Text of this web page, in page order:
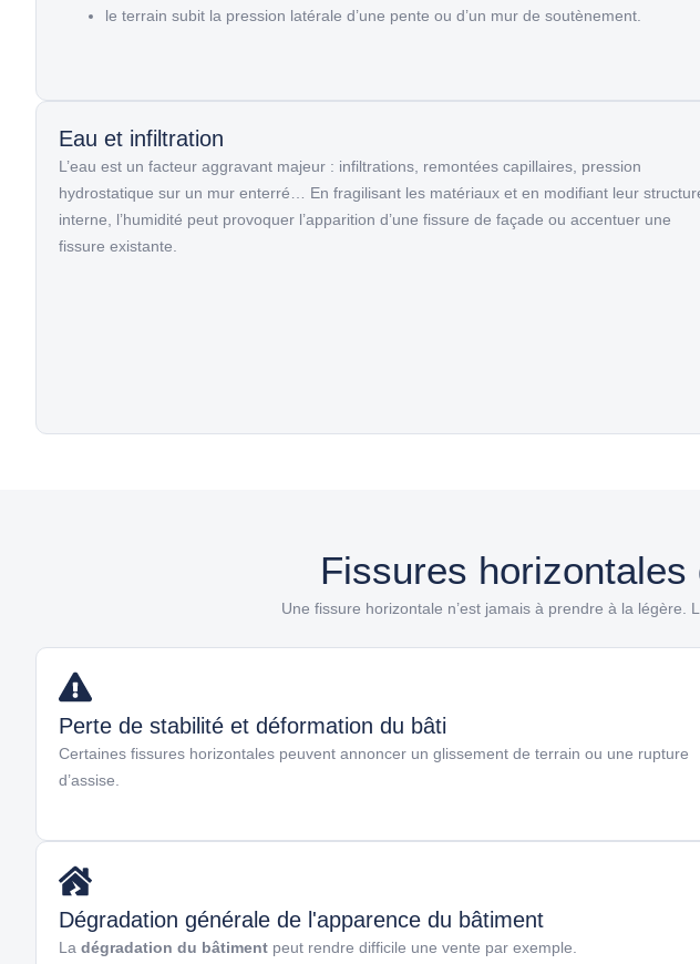
le terrain subit la pression latérale d’une pente ou d’un mur de soutènement.
Eau et infiltration
L’eau est un facteur aggravant majeur : infiltrations, remontées capillaires , pression
hydrostatique sur un mur enterré… En fragilisant les matériaux et en modifiant leur
interne, l’humidité peut provoquer l’apparition d’une fissure de façade ou accentuer une
fissure existante.
Fissures
Une fissure horizontale n’est jamais à prendre à la légère.
Perte de stabilité et déformation du bâti
Certaines fissures horizontales peuvent annoncer un glissement de terrain ou une rupture
d’assise.
Dégradation générale de l'apparence du bâtiment
La dégradation du bâtiment peut rendre difficile une vente par exemple.